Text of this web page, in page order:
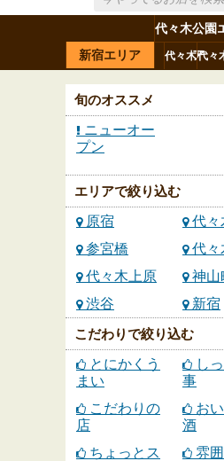
新宿エリア
代々木公園
ア
原宿 代々木参宮橋
代々木
八幡
代々
上原
旬のオススメ
ニューオー
プン
エリアで絞り込む
原宿
代々
参宮橋
代々
代々木上原
神山
渋谷
新宿
こだわりで絞り込む
とにかくう
まい
し
事
こだわりの
店
お
酒
ちょっとス
雰